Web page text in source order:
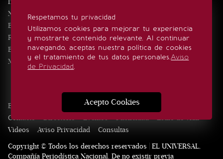
Respetamos tu privacidad
Utilizamos cookies para mejorar tu experiencia
y mostrarte contenido relevante. Al continuar
navegando, aceptas nuestra política de cookies
y el tratamiento de tus datos personales.Aviso
de Privacidad.
Acepto Cookies
Noticias
Eventos
Realeza
Estilo de vida
Minuto x Minuto
SÍGUENOS
Edición Impresa Noticias Quiénes somos
Contacto
Directorio Eventos Publicidad
Estilo de vida
Videos
Aviso Privacidad
Consultas
Copyright © Todos los derechos reservados | EL UNIVERSAL,
Compañía Periodística Nacional. De no existir previa